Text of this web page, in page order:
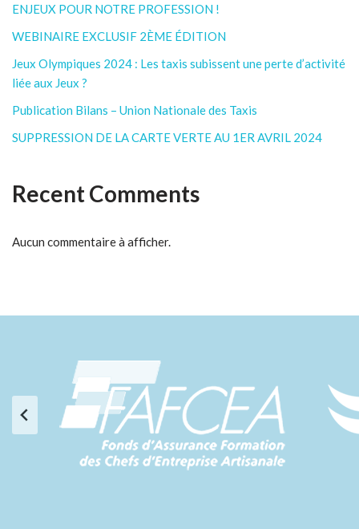
ENJEUX POUR NOTRE PROFESSION !
WEBINAIRE EXCLUSIF 2ÈME ÉDITION
Jeux Olympiques 2024 : Les taxis subissent une perte d’activité
liée aux Jeux ?
Publication Bilans – Union Nationale des Taxis
SUPPRESSION DE LA CARTE VERTE AU 1ER AVRIL 2024
Recent Comments
Aucun commentaire à afficher.